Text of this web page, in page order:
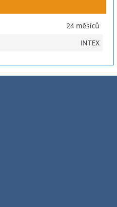
24 měsíců
INTEX